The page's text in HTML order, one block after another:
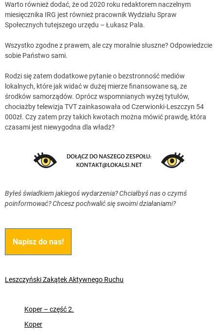
Warto również dodać, że od 2020 roku redaktorem naczelnym
miesięcznika IRG jest również pracownik Wydziału Spraw
Społecznych tutejszego urzędu – Łukasz Pala.
Wszystko zgodne z prawem, ale czy moralnie słuszne? Odpowiedzcie
sobie Państwo sami.
Rodzi się zatem dodatkowe pytanie o bezstronność mediów
lokalnych, które jak widać w dużej mierze finansowane są, ze
środków samorządów. Oprócz wspomnianych wyżej tytułów,
chociażby telewizja TVT zainkasowała od Czerwionki-Leszczyn 54
000zł. Czy zatem przy takich kwotach można mówić prawdę, która
czasami jest niewygodna dla władz?
Byłeś świadkiem jakiegoś wydarzenia? Chciałbyś nas o czymś
poinformować? Chcesz pochwalić się swoimi działaniami?
Napisz do nas!
Leszczyński Zakątek Aktywnego Ruchu
Koper – część 2.
Koper